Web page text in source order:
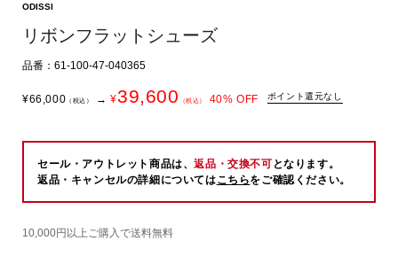
ODISSI
リボンフラットシューズ
品番：61-100-47-040365
¥66,000 （税込） → ¥39,600 （税込） 40% OFF ポイント還元なし
セール・アウトレット商品は、返品・交換不可 となります。
返品・キャンセルの詳細についてはこちらをご確認ください。
10,000円以上ご購入で送料無料